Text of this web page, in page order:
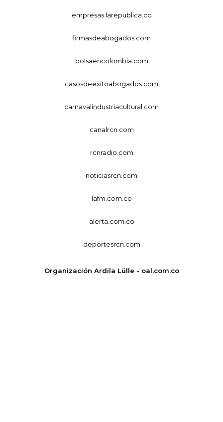
empresas.larepublica.co
firmasdeabogados.com
bolsaencolombia.com
casosdeexitoabogados.com
carnavalindustriacultural.com
canalrcn.com
rcnradio.com
noticiasrcn.com
lafm.com.co
alerta.com.co
deportesrcn.com
Organización Ardila Lülle - oal.com.co